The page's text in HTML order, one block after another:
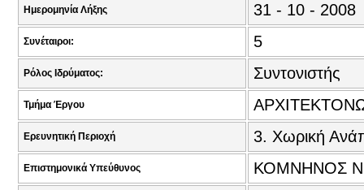
Ημερομηνία Λήξης 31 - 10 - 2008
Συνέταιροι: 5
Ρόλος Ιδρύματος: Συντονιστής
Τμήμα Έργου
Ερευνητική Περιοχή 3. Χωρική
Επιστημονικά Υπεύθυνος ΚΟΜΝΗΝΟΣ